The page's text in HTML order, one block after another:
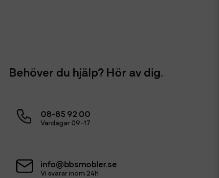
Behöver du hjälp? Hör av dig.
08-85 92 00
Vardagar 09–17
info@bbsmobler.se
Vi svarar inom 24h